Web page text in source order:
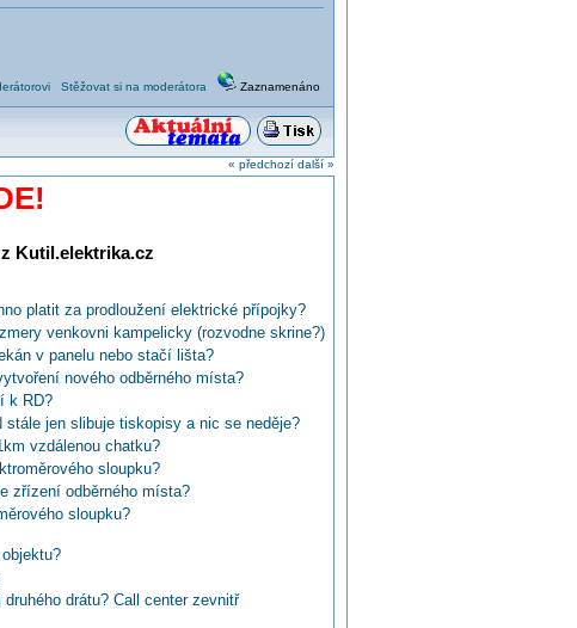
Stěžovat si na moderátora Zaznamenáno
« předchozí další »
Kutil.elektrika.cz
platit za prodloužení elektrické přípojky?
venkovni kampelicky (rozvodne skrine?)
v panelu nebo stačí lišta?
nového odběrného místa?
k RD?
jen slibuje tiskopisy a nic se neděje?
vzdálenou chatku?
sloupku?
zřízení odběrného místa?
sloupku?
z již existující přípojky souseda?
jednotlivými dráty, nebo musí být
drátu? Call center zevnitř